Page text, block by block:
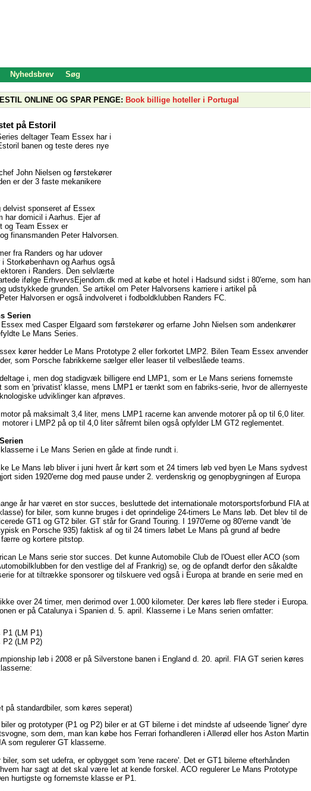
Nyhedsbrev Søg
ONLINE OG SPAR PENGE: Book billige hoteller i Portugal
på Estoril
deltager Team Essex har i
banen og teste deres nye
John Nielsen og førstekører
er der 3 faste mekanikere
delvist sponseret af Essex
har domicil i Aarhus. Ejer af
og Team Essex er
finansmanden Peter Halvorsen.
fra Randers og har udover
Storkøbenhavn og Aarhus også
i Randers. Den selvlærte
ifølge ErhvervsEjendom.dk med at købe et hotel i Hadsund sidst i 80'erne, som han
udstykkede grunden. Se artikel om Peter Halvorsens karriere i artikel på
Peter Halvorsen er også indvolveret i fodboldklubben Randers FC.
Serien
med Casper Elgaard som førstekører og erfarne John Nielsen som andenkører
Le Mans Series.
kører hedder Le Mans Prototype 2 eller forkortet LMP2. Bilen Team Essex anvender
som Porsche fabrikkerne sælger eller leaser til velbeslåede teams.
i, men dog stadigvæk billigere end LMP1, som er Le Mans seriens fornemste
en 'privatist' klasse, mens LMP1 er tænkt som en fabriks-serie, hvor de allernyeste
udviklinger kan afprøves.
på maksimalt 3,4 liter, mens LMP1 racerne kan anvende motorer på op til 6,0 liter.
i LMP2 på op til 4,0 liter såfremt bilen også opfylder LM GT2 reglementet.
i Le Mans Serien en gåde at finde rundt i.
Le Mans løb bliver i juni hvert år kørt som et 24 timers løb ved byen Le Mans sydvest
siden 1920'erne dog med pause under 2. verdenskrig og genopbygningen af Europa
år har været en stor succes, besluttede det internationale motorsportsforbund FIA at
for biler, som kunne bruges i det oprindelige 24-timers Le Mans løb. Det blev til de
GT1 og GT2 biler. GT står for Grand Touring. I 1970'erne og 80'erne vandt 'de
en Porsche 935) faktisk af og til 24 timers løbet Le Mans på grund af bedre
og kortere pitstop.
Le Mans serie stor succes. Det kunne Automobile Club de l'Ouest eller ACO (som
for den vestlige del af Frankrig) se, og de opfandt derfor den såkaldte
for at tiltrække sponsorer og tilskuere ved også i Europa at brande en serie med en
over 24 timer, men derimod over 1.000 kilometer. Der køres løb flere steder i Europa.
er på Catalunya i Spanien d. 5. april. Klasserne i Le Mans serien omfatter:
P1 (LM P1)
P2 (LM P2)
løb i 2008 er på Silverstone banen i England d. 20. april. FIA GT serien køres
på standardbiler, som køres seperat)
og prototyper (P1 og P2) biler er at GT bilerne i det mindste af udseende 'ligner' dyre
som dem, man kan købe hos Ferrari forhandleren i Allerød eller hos Aston Martin
som regulerer GT klasserne.
som set udefra, er opbygget som 'rene racere'. Det er GT1 bilerne efterhånden
har sagt at det skal være let at kende forskel. ACO regulerer Le Mans Prototype
hurtigste og fornemste klasse er P1.